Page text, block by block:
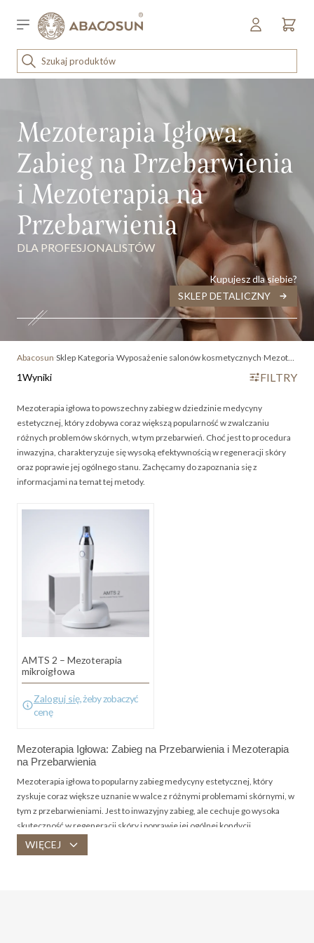
Sklep detaliczny
OUTLET
SPRZĘT I WYPOSAŻENIE
DLA PROFESJONALISTÓW
Mezoterapia Igłowa:
Zabieg na Przebarwienia
i Mezoterapia na
Przebarwienia
Kupujesz dla siebie?
SKLEP DETALICZNY
Abacosun Sklep Kategoria Wyposażenie salonów kosmetycznych Mezoterapia na przebarwienia twarzy
malejąco
1Wyniki FILTRY
Mezoterapia igłowa to powszechny zabieg w dziedzinie medycyny
estetycznej, który zdobywa coraz większą popularność w zwalczaniu
różnych problemów skórnych, w tym przebarwień. Choć jest to procedura
inwazyjna, charakteryzuje się wysoką efektywnością w regeneracji skóry
oraz poprawie jej ogólnego stanu. Zachęcamy do zapoznania się z
informacjami na temat tej metody.
AMTS 2 – Mezoterapia
mikroigłowa
Zaloguj się, żeby zobaczyć
cenę
Mezoterapia Igłowa: Zabieg na Przebarwienia i Mezoterapia
na Przebarwienia
Mezoterapia igłowa to popularny zabieg medycyny estetycznej, który
zyskuje coraz większe uznanie w walce z różnymi problemami skórnymi, w
tym z przebarwieniami. Jest to inwazyjny zabieg, ale cechuje go wysoka
skuteczność w regeneracji skóry i poprawie jej ogólnej kondycji.
Zapraszamy do zgłębienia wiedzy na temat tej procedury.
Czym jest mezoterapia?
WIĘCEJ